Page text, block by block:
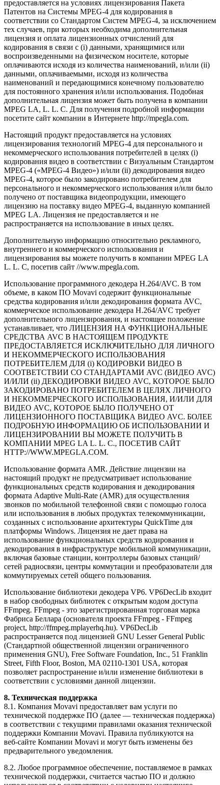
предоставляется на условиях лицензирования Пакета
Патентов на Системы MPEG-4 для кодирования в
соответствии со Стандартом Систем MPEG-4, за исключением
тех случаев, при которых необходима дополнительная
лицензия и оплата лицензионных отчислений для
кодирования в связи с (i) данными, хранящимися или
воспроизведенными на физическом носителе, которые
оплачиваются исходя из количества наименований, и/или (ii)
данными, оплачиваемыми, исходя из количества
наименований и передающимися конечному пользователю
для постоянного хранения и/или использования. Подобная
дополнительная лицензия может быть получена в компании
MPEG LA, L. L. C. Для получения подробной информации
посетите сайт компании в Интернете http://mpegla.com.
Настоящий продукт предоставляется на условиях
лицензирования технологий MPEG-4 для персонального и
некоммерческого использования потребителей в целях (i)
кодирования видео в соответствии с Визуальным Стандартом
MPEG-4 («MPEG-4 Видео») и/или (ii) декодирования видео
MPEG-4, которое было закодировано потребителем для
персонального и некоммерческого использования и/или было
получено от поставщика видеопродукции, имеющего
лицензию на поставку видео MPEG-4, выданную компанией
MPEG LA. Лицензия не предоставляется и не
распространяется на использование в иных целях.
Дополнительную информацию относительно рекламного,
внутреннего и коммерческого использования и
лицензирования вы можете получить в компании MPEG LA
L. L. C, посетив сайт //www.mpegla.com.
Использование программного декодера H.264/AVC. В том
объеме, в каком ПО Movavi содержит функциональные
средства кодирования и/или декодирования формата AVC,
коммерческое использование декодера H.264/AVC требует
дополнительного лицензирования, и настоящее положение
устанавливает, что ЛИЦЕНЗИЯ НА ФУНКЦИОНАЛЬНЫЕ
СРЕДСТВА AVC В НАСТОЯЩЕМ ПРОДУКТЕ
ПРЕДОСТАВЛЯЕТСЯ ИСКЛЮЧИТЕЛЬНО ДЛЯ ЛИЧНОГО
И НЕКОММЕРЧЕСКОГО ИСПОЛЬЗОВАНИЯ
ПОТРЕБИТЕЛЕМ ДЛЯ (i) КОДИРОВКИ ВИДЕО В
СООТВЕТСТВИИ СО СТАНДАРТАМИ AVC (ВИДЕО AVC)
И/ИЛИ (ii) ДЕКОДИРОВКИ ВИДЕО AVC, КОТОРОЕ БЫЛО
ЗАКОДИРОВАНО ПОТРЕБИТЕЛЕМ В ЦЕЛЯХ ЛИЧНОГО
И НЕКОММЕРЧЕСКОГО ИСПОЛЬЗОВАНИЯ, И/ИЛИ ДЛЯ
ВИДЕО AVC, КОТОРОЕ БЫЛО ПОЛУЧЕНО ОТ
ЛИЦЕНЗИОННОГО ПОСТАВЩИКА ВИДЕО AVC. БОЛЕЕ
ПОДРОБНУЮ ИНФОРМАЦИЮ ОБ ИСПОЛЬЗОВАНИИ И
ЛИЦЕНЗИРОВАНИИ ВЫ МОЖЕТЕ ПОЛУЧИТЬ В
КОМПАНИИ MPEG LA L. L. C., ПОСЕТИВ САЙТ
HTTP://WWW.MPEGLA.COM.
Использование формата AMR. Действие лицензии на
настоящий продукт не предусматривает использование
функциональных средств кодирования и декодирования
формата Adaptive Multi-Rate (AMR) для осуществления
звонков по мобильной телефонной связи с помощью голоса
или использования в любых продуктах телекоммуникации,
созданных с использование архитектуры QuickTime для
платформы Windows. Лицензия не дает права на
использование функциональных средств кодирования и
декодирования в инфраструктуре мобильной коммуникации,
включая базовые станции, контроллеры базовых станций/
сетей радиосвязи, центры коммутации и преобразователи для
коммутируемых сетей общего пользования.
Использование библиотеки декодера VP6. VP6DecLib входит
в набор свободных библиотек с открытым кодом доступа
FFmpeg. FFmpeg - это зарегистрированная торговая марка
Фабриса Беллара (основателя проекта FFmpeg - FFmpeg
project, http://ffmpeg.mplayerhq.hu). VP6DecLib
распространяется под лицензией GNU Lesser General Public
(Стандартной общественной лицензии ограниченного
применения GNU), Free Software Foundation, Inc., 51 Franklin
Street, Fifth Floor, Boston, MA 02110-1301 USA, которая
позволяет распространение и/или изменение библиотеки в
соответствии с условиями данной лицензии.
8. Техническая поддержка
8.1. Компания Movavi предоставляет вам услуги по
технической поддержке ПО (далее — техническая поддержка)
в соответствии с текущими правилами оказания технической
поддержки Компании Movavi. Правила публикуются на
веб-сайте Компании Movavi и могут быть изменены без
предварительного уведомления.
8.2. Любое программное обеспечение, поставляемое в рамках
технической поддержки, считается частью ПО и должно